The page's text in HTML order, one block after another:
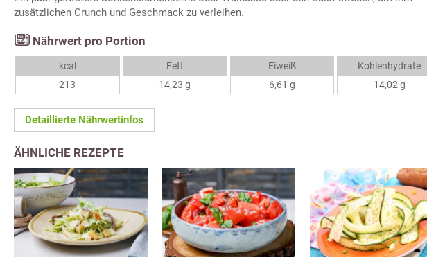
zusätzlichen Crunch und Geschmack zu verleihen.
Nährwert pro Portion
kcal
213
Fett
14,23 g
Eiweiß
6,61 g
Kohlenhydrate
14,02 g
Detaillierte Nährwertinfos
ÄHNLICHE REZEPTE